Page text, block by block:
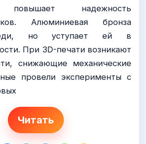
повышает надежность
Алюминиевая бронза
но уступает ей в
При 3D-печати возникают
снижающие механические
провели эксперименты с
Читать